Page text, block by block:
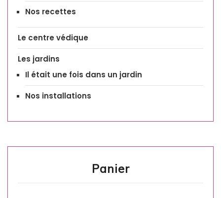
Nos recettes
Le centre védique
Les jardins
Il était une fois dans un jardin
Nos installations
Panier